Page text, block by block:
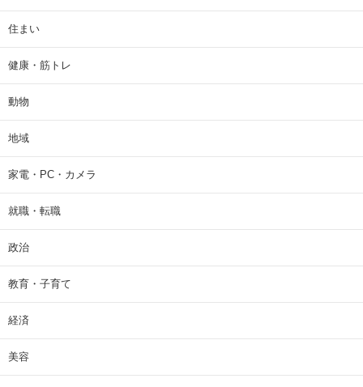
住まい
健康・筋トレ
動物
地域
家電・PC・カメラ
就職・転職
政治
教育・子育て
経済
美容